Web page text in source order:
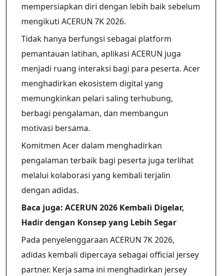
mempersiapkan diri dengan lebih baik sebelum
mengikuti ACERUN 7K 2026.
Tidak hanya berfungsi sebagai platform
pemantauan latihan, aplikasi ACERUN juga
menjadi ruang interaksi bagi para peserta. Acer
menghadirkan ekosistem digital yang
memungkinkan pelari saling terhubung,
berbagi pengalaman, dan membangun
motivasi bersama.
Komitmen Acer dalam menghadirkan
pengalaman terbaik bagi peserta juga terlihat
melalui kolaborasi yang kembali terjalin
dengan adidas.
Baca juga: ACERUN 2026 Kembali Digelar,
Hadir dengan Konsep yang Lebih Segar
Pada penyelenggaraan ACERUN 7K 2026,
adidas kembali dipercaya sebagai official jersey
partner. Kerja sama ini menghadirkan jersey